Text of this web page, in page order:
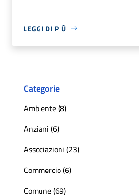
LEGGI DI PIÙ
Categorie
Ambiente (8)
Anziani (6)
Associazioni (23)
Commercio (6)
Comune (69)